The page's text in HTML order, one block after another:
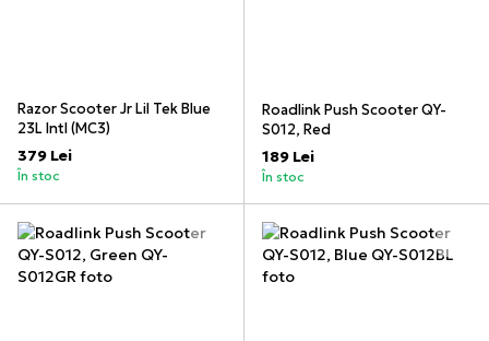
Razor Scooter Jr Lil Tek Blue
23L Intl (MC3)
379 Lei
În stoc
Roadlink Push Scooter QY-
S012, Red
189 Lei
În stoc